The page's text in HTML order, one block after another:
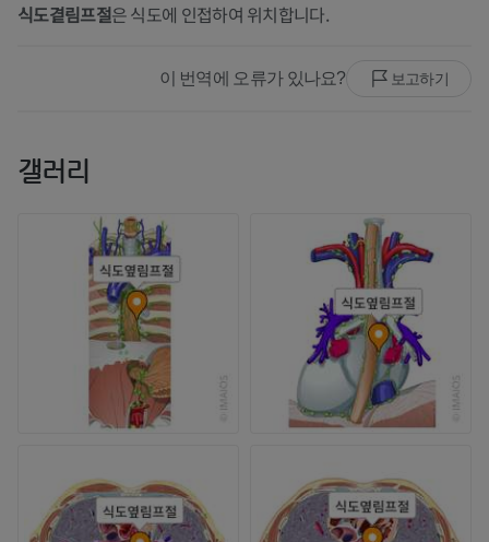
식도곁림프절은 식도에 인접하여 위치합니다.
이 번역에 오류가 있나요? 보고하기
갤러리